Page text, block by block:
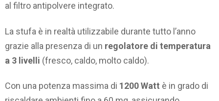
al filtro antipolvere integrato.
La stufa è in realtà utilizzabile durante tutto l’anno
grazie alla presenza di un regolatore di temperatura
a 3 livelli (fresco, caldo, molto caldo).
Con una potenza massima di 1200 Watt è in grado di